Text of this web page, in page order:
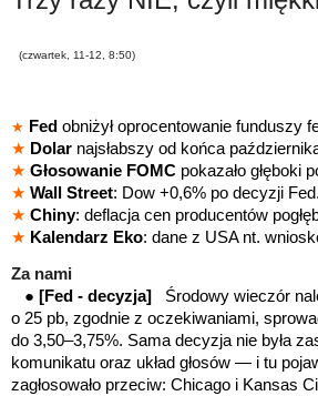
(czwartek, 11-12, 8:50)
★ Fed obniżył oprocentowanie funduszy
★ Dolar najsłabszy od końca
★ Głosowanie FOMC pokazało głęboki
★ Wall Street: Dow +0,6% po decyzji Fed.
★ Chiny: deflacja cen producentów
★ Kalendarz Eko: dane z USA nt.
Za nami
● [Fed - decyzja]
Środowy wieczór
o 25 pb, zgodnie z oczekiwaniami,
do 3,50–3,75%. Sama decyzja nie była
komunikatu oraz układ głosów — i tu
zagłosowało przeciw: Chicago i Kansas